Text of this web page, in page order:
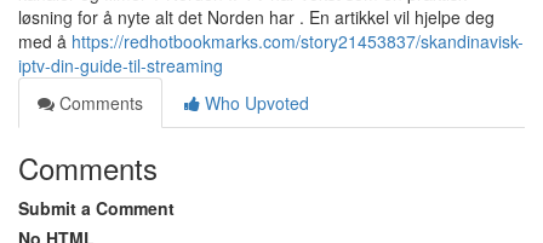
løsning for å nyte alt det Norden har . En artikkel vil hjelpe deg
med å https://redhotbookmarks.com/story21453837/skandinavisk-
iptv-din-guide-til-streaming
Comments
Who Upvoted
Comments
Submit a Comment
No HTML